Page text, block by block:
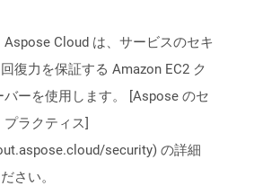
Aspose Cloud は、サービスのセキ
復力を保証する Amazon EC2 ク
バーを使用します。 [Aspose のセ
プラクティス]
security) の詳細
さい。